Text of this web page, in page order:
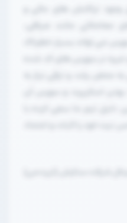
وجود تراکنش های مالی و
معاملاتی مانند صرافی،
می تواند بسیار خطرناک
غیره در سورس های کد شده
محض رشد و ترقی نیاز به
بودن اسکریپت و سورس آن
دلیل تیم ما سعی کرده با
نیت خود را اثبات و اعتماد